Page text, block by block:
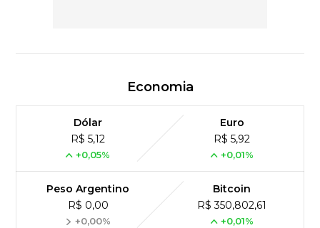
Economia
Dólar
R$ 5,12
+0,05%
Euro
R$ 5,92
+0,01%
Peso Argentino
R$ 0,00
+0,00%
Bitcoin
R$ 350,802,61
+0,01%